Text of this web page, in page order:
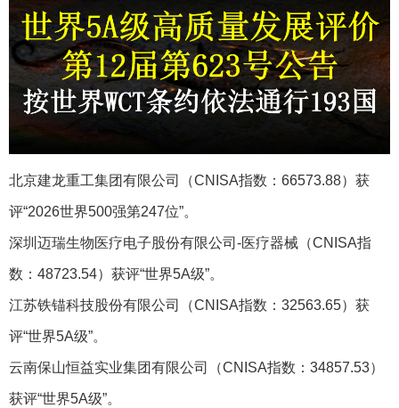
北京建龙重工集团有限公司（CNISA指数：66573.88）获
评“2026世界500强第247位”。
深圳迈瑞生物医疗电子股份有限公司-医疗器械‌（CNISA指
数：48723.54）获评“世界5A级”。
江苏铁锚科技股份有限公司（CNISA指数：32563.65）获
评“世界5A级”。
云南保山恒益实业集团有限公司（CNISA指数：34857.53）
获评“世界5A级”。